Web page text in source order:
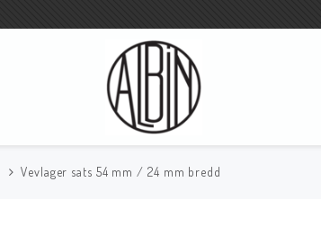
Vevlager sats 54 mm / 24 mm bredd